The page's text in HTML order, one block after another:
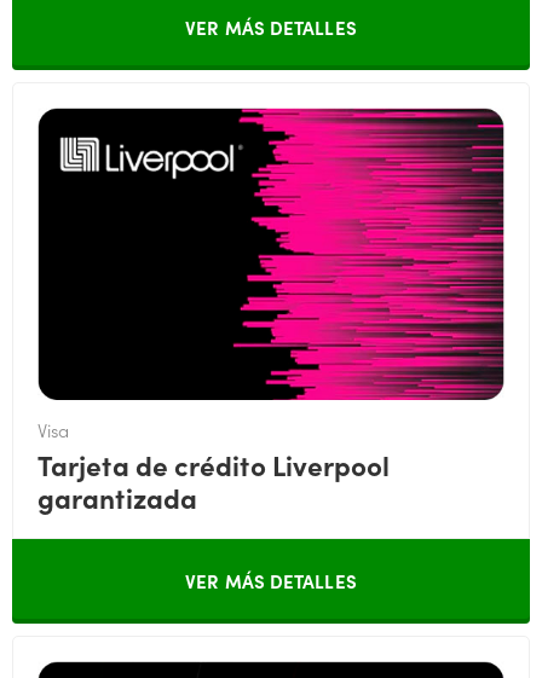
VER MÁS DETALLES
Visa
Tarjeta de crédito Liverpool
garantizada
VER MÁS DETALLES